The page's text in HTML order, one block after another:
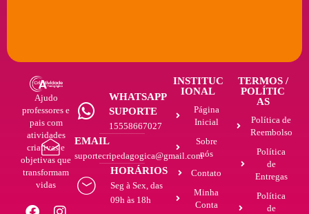
Ajudo
professores e
pais com
atividades
criativas e
objetivas que
transformam
vidas
WHATSAPP
SUPORTE
15558667027
EMAIL
suportecripedagogica@gmail.com
HORÁRIOS
Seg à Sex, das
09h às 18h
INSTITUC
IONAL
Página
Inicial
Sobre
nós
Contato
Minha
Conta
TERMOS /
POLÍTIC
AS
Política de
Reembolso
Política
de
Entregas
Política
de